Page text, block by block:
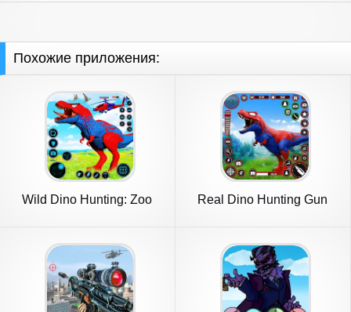
Похожие приложения:
Wild Dino Hunting: Zoo
Real Dino Hunting Gun